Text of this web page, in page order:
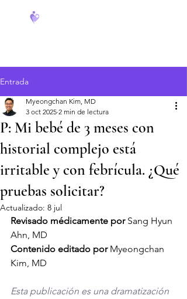
Entrada
P: Mi bebé de 3 meses con
historial complejo está
irritable y con febrícula. ¿Qué
pruebas solicitar?
Myeongchan Kim, MD
3 oct 2025 2 min de lectura
Actualizado: 8 jul
Revisado médicamente por Sang Hyun
Ahn, MD
Contenido editado por Myeongchan
Kim, MD
Esta publicación es una dramatización